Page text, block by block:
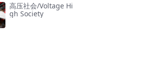
高压社会/Voltage Hi
gh Society